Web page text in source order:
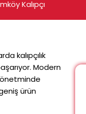
Kalıpçı
kalıpçılık
Modern
ürün